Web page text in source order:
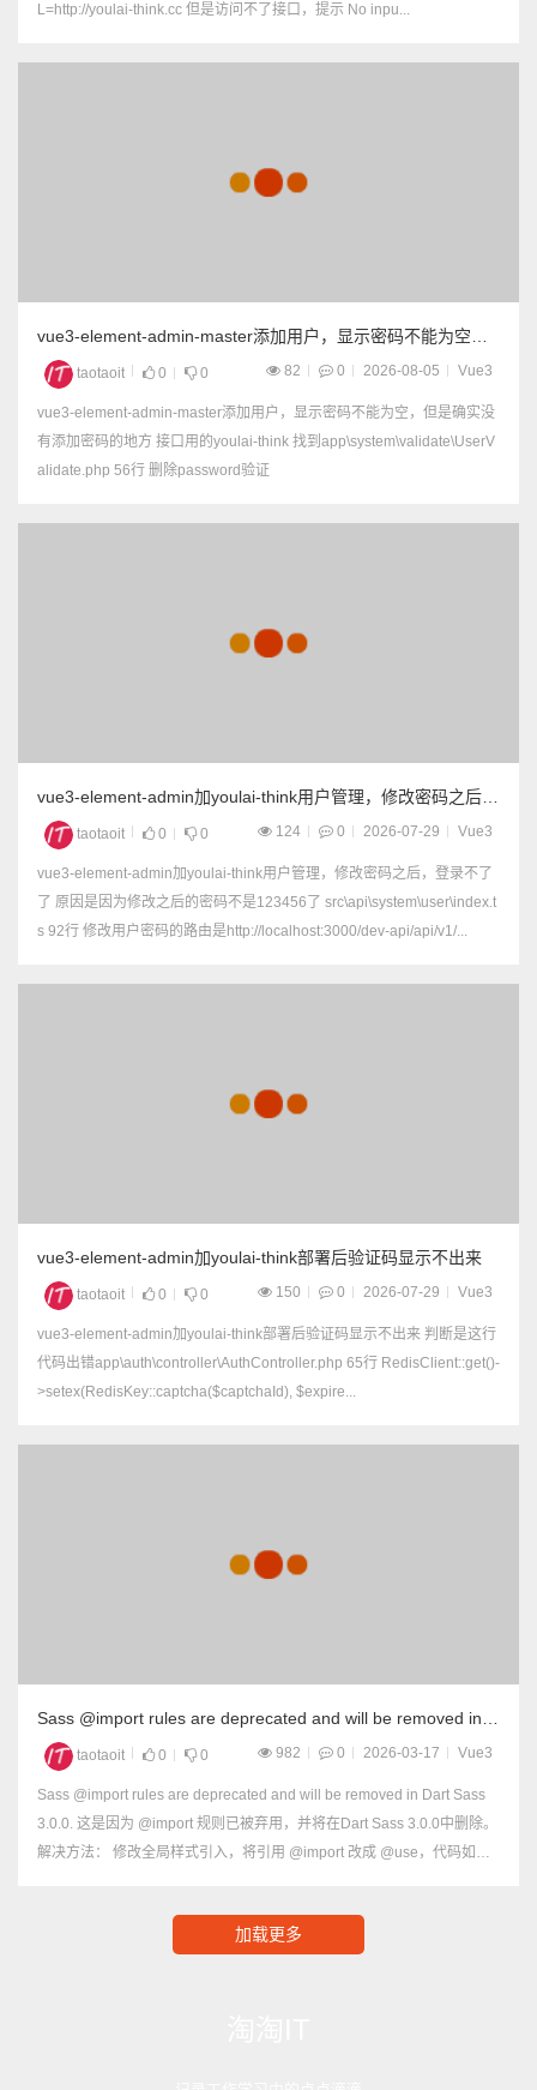
L=http://youlai-think.cc 但是访问不了接口，提示 No inpu...
vue3-element-admin-master添加用户，显示密码不能为空，
但是确实没有添加密码的地方
taotaoit 0 0 82 0 2026-08-05 Vue3
vue3-element-admin-master添加用户，显示密码不能为空，但是确实没
有添加密码的地方 接口用的youlai-think 找到app\system\validate\UserV
alidate.php 56行 删除password验证
vue3-element-admin加youlai-think用户管理，修改密码之后，
登录不了了
taotaoit 0 0 124 0 2026-07-29 Vue3
vue3-element-admin加youlai-think用户管理，修改密码之后，登录不了
了 原因是因为修改之后的密码不是123456了 src\api\system\user\index.t
s 92行 修改用户密码的路由是http://localhost:3000/dev-api/api/v1/...
vue3-element-admin加youlai-think部署后验证码显示不出来
taotaoit 0 0 150 0 2026-07-29 Vue3
vue3-element-admin加youlai-think部署后验证码显示不出来 判断是这行
代码出错app\auth\controller\AuthController.php 65行 RedisClient::get()-
>setex(RedisKey::captcha($captchaId), $expire...
Sass @import rules are deprecated and will be removed in
Dart Sass 3.0.0.
taotaoit 0 0 982 0 2026-03-17 Vue3
Sass @import rules are deprecated and will be removed in Dart Sass
3.0.0. 这是因为 @import 规则已被弃用，并将在Dart Sass 3.0.0中删除。
解决方法： 修改全局样式引入，将引用 @import 改成 @use，代码如
加载更多